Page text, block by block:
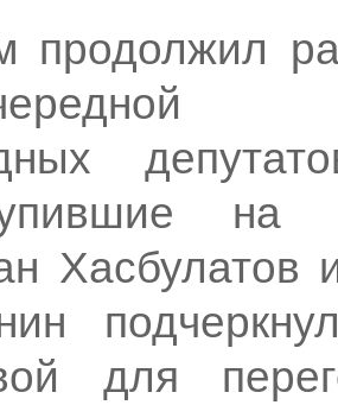
продолжил
на
Хасбулатов
для